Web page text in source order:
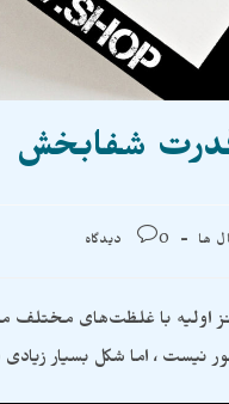
شفابخش
ها 0 دیدگاه
اولیه با غلظت‌های مختلف
، اما شکل بسیار